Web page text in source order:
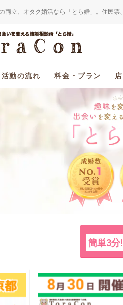
両立、オタク婚活なら「とら婚」。住民
活動の流れ 料金・プラン
簡単3分!